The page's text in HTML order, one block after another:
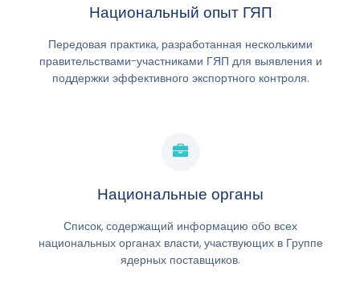
Национальный опыт ГЯП
Передовая практика, разработанная несколькими
правительствами-участниками ГЯП для выявления и
поддержки эффективного экспортного контроля.
Национальные органы
Список, содержащий информацию обо всех
национальных органах власти, участвующих в Группе
ядерных поставщиков.